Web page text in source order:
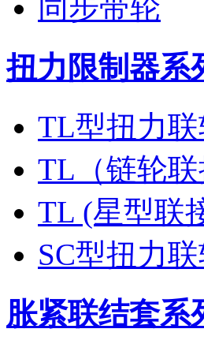
同步带轮
扭力限制器系
TL型扭力
TL（链轮
TL (星型联
SC型扭力
胀紧联结套系